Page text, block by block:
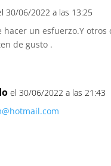
30/06/2022 a las 13:25
hacer un esfuerzo.Y
de gusto .
el 30/06/2022 a las 21:43